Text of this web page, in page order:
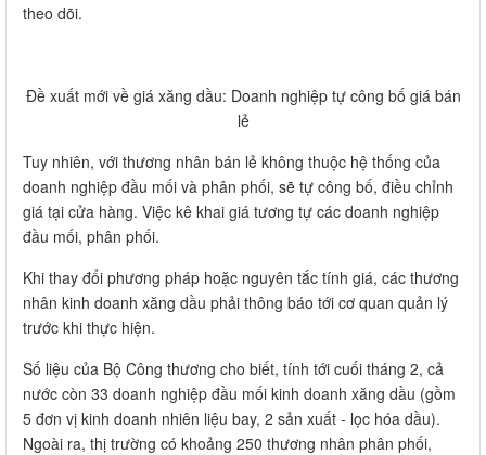
theo dõi.
Đề xuất mới về giá xăng dầu: Doanh nghiệp tự công bố giá bán
lẻ
Tuy nhiên, với thương nhân bán lẻ không thuộc hệ thống của
doanh nghiệp đầu mối và phân phối, sẽ tự công bố, điều chỉnh
giá tại cửa hàng. Việc kê khai giá tương tự các doanh nghiệp
đầu mối, phân phối.
Khi thay đổi phương pháp hoặc nguyên tắc tính giá, các thương
nhân kinh doanh xăng dầu phải thông báo tới cơ quan quản lý
trước khi thực hiện.
Số liệu của Bộ Công thương cho biết, tính tới cuối tháng 2, cả
nước còn 33 doanh nghiệp đầu mối kinh doanh xăng dầu (gồm
5 đơn vị kinh doanh nhiên liệu bay, 2 sản xuất - lọc hóa dầu).
Ngoài ra, thị trường có khoảng 250 thương nhân phân phối,